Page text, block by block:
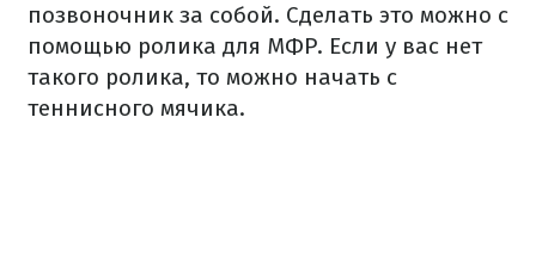
позвоночник за собой. Сделать это можно с
помощью ролика для МФР. Если у вас нет
такого ролика, то можно начать с
теннисного мячика.